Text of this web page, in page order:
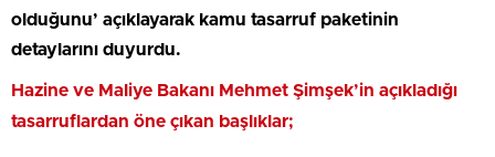
olduğunu’ açıklayarak kamu tasarruf paketinin
detaylarını duyurdu.
Hazine ve Maliye Bakanı Mehmet Şimşek’in açıkladığı
tasarruflardan öne çıkan başlıklar;